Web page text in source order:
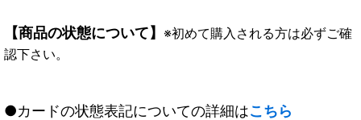
【商品の状態について】 ※初めて購入される方は必ずご確
認下さい。
●カードの状態表記についての詳細はこちら